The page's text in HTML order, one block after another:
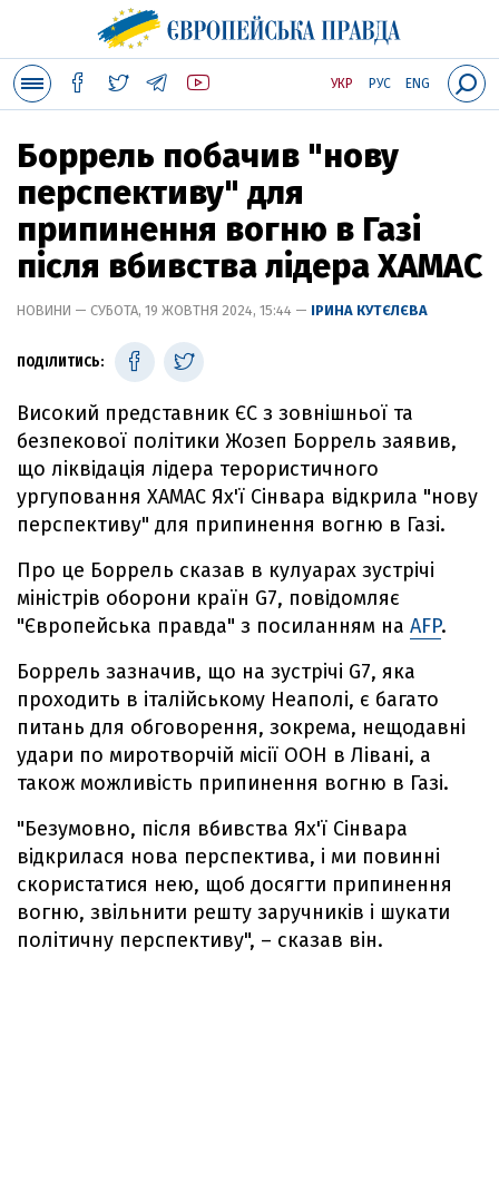
УКР РУС ENG
Боррель побачив "нову
перспективу" для
припинення вогню в Газі
після вбивства лідера ХАМАС
НОВИНИ — СУБОТА, 19 ЖОВТНЯ 2024, 15:44 — ІРИНА КУТЄЛЄВА
ПОДІЛИТИСЬ:
Високий представник ЄС з зовнішньої та
безпекової політики Жозеп Боррель заявив,
що ліквідація лідера терористичного
ургуповання ХАМАС Ях'ї Сінвара відкрила "нову
перспективу" для припинення вогню в Газі.
Про це Боррель сказав в кулуарах зустрічі
міністрів оборони країн G7, повідомляє
"Європейська правда" з посиланням на AFP.
Боррель зазначив, що на зустрічі G7, яка
проходить в італійському Неаполі, є багато
питань для обговорення, зокрема, нещодавні
удари по миротворчій місії ООН в Лівані, а
також можливість припинення вогню в Газі.
"Безумовно, після вбивства Ях'ї Сінвара
відкрилася нова перспектива, і ми повинні
скористатися нею, щоб досягти припинення
вогню, звільнити решту заручників і шукати
політичну перспективу", – сказав він.